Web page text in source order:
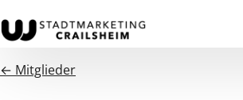
← Mitglieder